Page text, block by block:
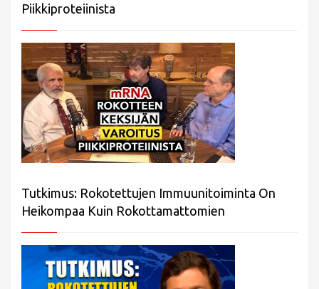
Piikkiproteiinista
Tutkimus: Rokotettujen Immuunitoiminta On
Heikompaa Kuin Rokottamattomien